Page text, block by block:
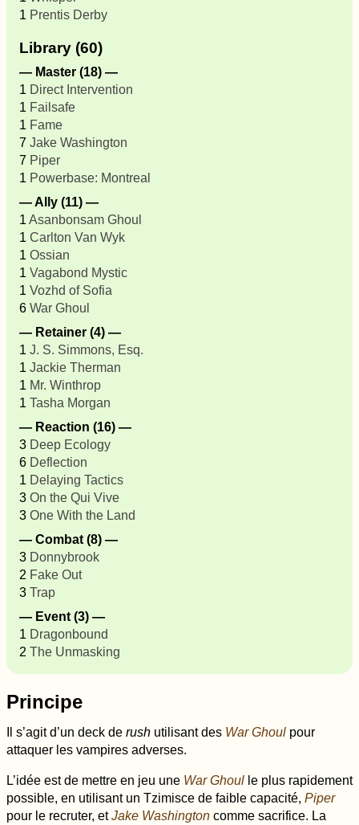
1 Prentis Derby
Library (60)
— Master (18) —
1 Direct Intervention
1 Failsafe
1 Fame
7 Jake Washington
7 Piper
1 Powerbase: Montreal
— Ally (11) —
1 Asanbonsam Ghoul
1 Carlton Van Wyk
1 Ossian
1 Vagabond Mystic
1 Vozhd of Sofia
6 War Ghoul
— Retainer (4) —
1 J. S. Simmons, Esq.
1 Jackie Therman
1 Mr. Winthrop
1 Tasha Morgan
— Reaction (16) —
3 Deep Ecology
6 Deflection
1 Delaying Tactics
3 On the Qui Vive
3 One With the Land
— Combat (8) —
3 Donnybrook
2 Fake Out
3 Trap
— Event (3) —
1 Dragonbound
2 The Unmasking
Principe
Il s’agit d’un deck de rush utilisant des War Ghoul pour
attaquer les vampires adverses.
L’idée est de mettre en jeu une War Ghoul le plus rapidement
possible, en utilisant un Tzimisce de faible capacité, Piper
pour le recruter, etJake Washington comme sacrifice. La